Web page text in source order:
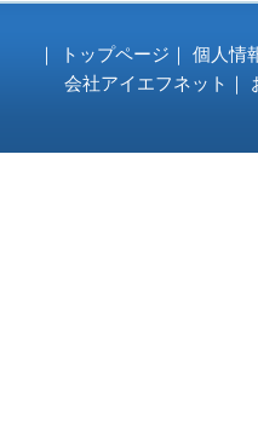
｜ トップページ ｜ 個人情
会社アイエフネット ｜